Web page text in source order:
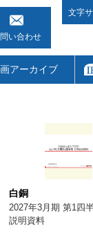
い合わせ
文字
アーカイブ
白銅
2027年3月期 第1四
説明資料